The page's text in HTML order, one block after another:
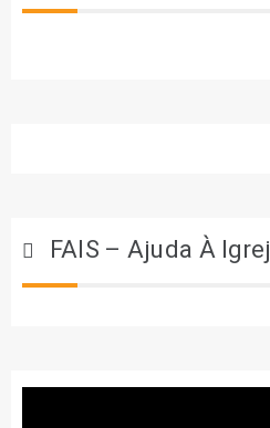
FAIS – Ajuda À